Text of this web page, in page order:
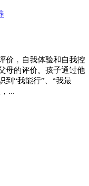
价，自我体验和自我控
母的评价。孩子通过他
到“我能行”、“我最
...